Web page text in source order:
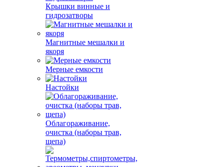
Крышки винные и
гидрозатворы
Магнитные мешалки и
якоря
Мерные емкости
Настойки
Облагораживание,
очистка (наборы трав,
щепа)